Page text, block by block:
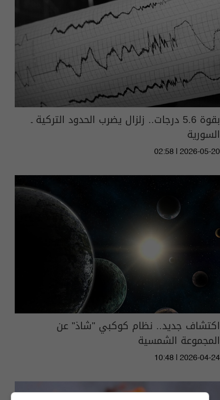
بقوة 5.6 درجات.. زلزال يضرب الحدود التركية ـ
السورية
02:58 | 2026-05-20
اكتشاف جديد.. نظام كوكبي "شاذ" عن
المجموعة الشمسية
10:48 | 2026-04-24